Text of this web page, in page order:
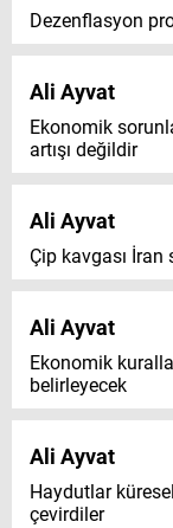
Dezenflasyon
Ali Ayvat
Ekonomik
artışı değildir
Ali Ayvat
Çip kavgası İran
Ali Ayvat
Ekonomik
belirleyecek
Ali Ayvat
Haydutlar
çevirdiler